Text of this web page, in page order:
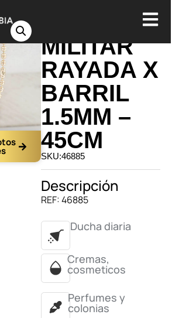
MILITAR
RAYADA X
BARRIL
1.5MM –
45CM
SKU:46885
Descripción
REF: 46885
Ducha diaria
Cremas,
cosmeticos
Perfumes y
colonias